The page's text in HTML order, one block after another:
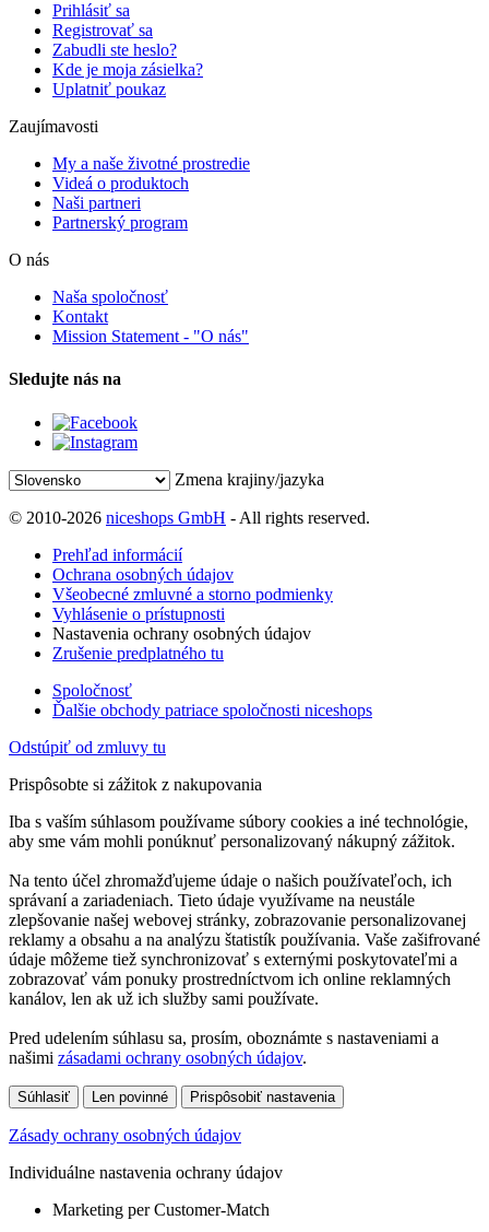
Prihlásiť sa
Registrovať sa
Zabudli ste heslo?
Kde je moja zásielka?
Uplatniť poukaz
Zaujímavosti
My a naše životné prostredie
Videá o produktoch
Naši partneri
Partnerský program
O nás
Naša spoločnosť
Kontakt
Mission Statement - "O nás"
Sledujte nás na
Zmena krajiny/jazyka
© 2010-2026 niceshops GmbH - All rights reserved.
Prehľad informácií
Ochrana osobných údajov
Všeobecné zmluvné a storno podmienky
Vyhlásenie o prístupnosti
Nastavenia ochrany osobných údajov
Zrušenie predplatného tu
Spoločnosť
Ďalšie obchody patriace spoločnosti niceshops
Odstúpiť od zmluvy tu
Prispôsobte si zážitok z nakupovania
Iba s vaším súhlasom používame súbory cookies a iné technológie,
aby sme vám mohli ponúknuť personalizovaný nákupný zážitok.
Na tento účel zhromažďujeme údaje o našich používateľoch, ich
správaní a zariadeniach. Tieto údaje využívame na neustále
zlepšovanie našej webovej stránky, zobrazovanie personalizovanej
reklamy a obsahu a na analýzu štatistík používania. Vaše zašifrované
údaje môžeme tiež synchronizovať s externými poskytovateľmi a
zobrazovať vám ponuky prostredníctvom ich online reklamných
kanálov, len ak už ich služby sami používate.
Pred udelením súhlasu sa, prosím, oboznámte s nastaveniami a
našimi zásadami ochrany osobných údajov.
Súhlasiť Len povinné Prispôsobiť nastavenia
Zásady ochrany osobných údajov
Individuálne nastavenia ochrany údajov
Marketing per Customer-Match